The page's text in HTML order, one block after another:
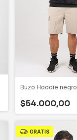
Buzo Hoodie negro
$54.000,00
GRATIS